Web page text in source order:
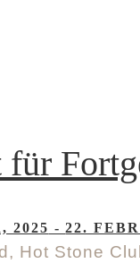
2025 -22.
Hot Stone